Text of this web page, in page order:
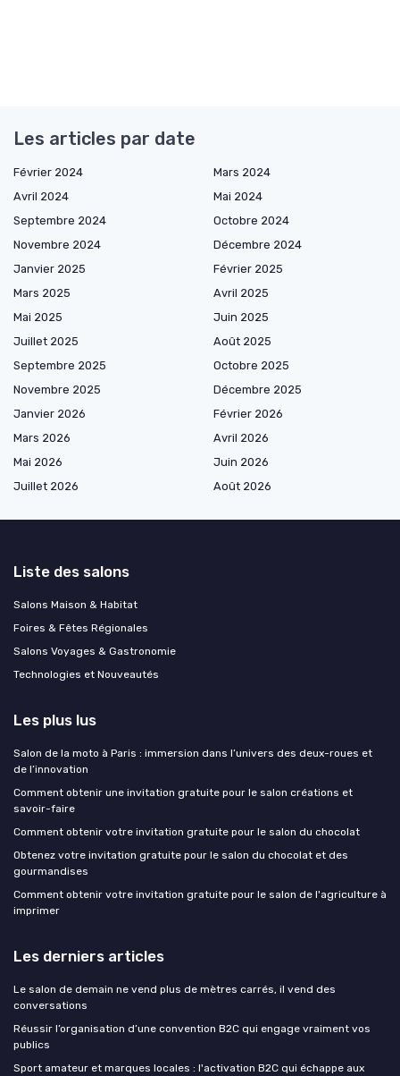
Les articles par date
Février 2024
Mars 2024
Avril 2024
Mai 2024
Septembre 2024
Octobre 2024
Novembre 2024
Décembre 2024
Janvier 2025
Février 2025
Mars 2025
Avril 2025
Mai 2025
Juin 2025
Juillet 2025
Août 2025
Septembre 2025
Octobre 2025
Novembre 2025
Décembre 2025
Janvier 2026
Février 2026
Mars 2026
Avril 2026
Mai 2026
Juin 2026
Juillet 2026
Août 2026
Liste des salons
Salons Maison & Habitat
Foires & Fêtes Régionales
Salons Voyages & Gastronomie
Technologies et Nouveautés
Les plus lus
Salon de la moto à Paris : immersion dans l’univers des deux-roues et
de l’innovation
Comment obtenir une invitation gratuite pour le salon créations et
savoir-faire
Comment obtenir votre invitation gratuite pour le salon du chocolat
Obtenez votre invitation gratuite pour le salon du chocolat et des
gourmandises
Comment obtenir votre invitation gratuite pour le salon de l'agriculture à
imprimer
Les derniers articles
Le salon de demain ne vend plus de mètres carrés, il vend des
conversations
Réussir l’organisation d’une convention B2C qui engage vraiment vos
publics
Sport amateur et marques locales : l'activation B2C qui échappe aux